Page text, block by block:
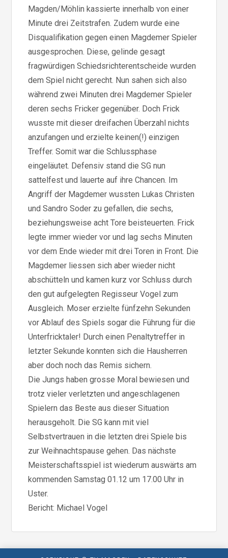
Magden/Möhlin kassierte innerhalb von einer
Minute drei Zeitstrafen. Zudem wurde eine
Disqualifikation gegen einen Magdemer Spieler
ausgesprochen. Diese, gelinde gesagt
fragwürdigen Schiedsrichterentscheide wurden
dem Spiel nicht gerecht. Nun sahen sich also
während zwei Minuten drei Magdemer Spieler
deren sechs Fricker gegenüber. Doch Frick
wusste mit dieser dreifachen Überzahl nichts
anzufangen und erzielte keinen(!) einzigen
Treffer. Somit war die Schlussphase
eingeläutet. Defensiv stand die SG nun
sattelfest und lauerte auf ihre Chancen. Im
Angriff der Magdemer wussten Lukas Christen
und Sandro Soder zu gefallen, die sechs,
beziehungsweise acht Tore beisteuerten. Frick
legte immer wieder vor und lag sechs Minuten
vor dem Ende wieder mit drei Toren in Front. Die
Magdemer liessen sich aber wieder nicht
abschütteln und kamen kurz vor Schluss durch
den gut aufgelegten Regisseur Vogel zum
Ausgleich. Moser erzielte fünfzehn Sekunden
vor Ablauf des Spiels sogar die Führung für die
Unterfricktaler! Durch einen Penaltytreffer in
letzter Sekunde konnten sich die Hausherren
aber doch noch das Remis sichern.
Die Jungs haben grosse Moral bewiesen und
trotz vieler verletzten und angeschlagenen
Spielern das Beste aus dieser Situation
herausgeholt. Die SG kann mit viel
Selbstvertrauen in die letzten drei Spiele bis
zur Weihnachtspause gehen. Das nächste
Meisterschaftsspiel ist wiederum auswärts am
kommenden Samstag 01.12 um 17.00 Uhr in
Uster.
Bericht: Michael Vogel